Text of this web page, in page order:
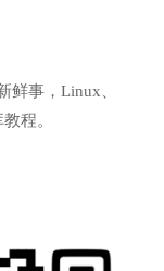
鲜事，Linux、
程。